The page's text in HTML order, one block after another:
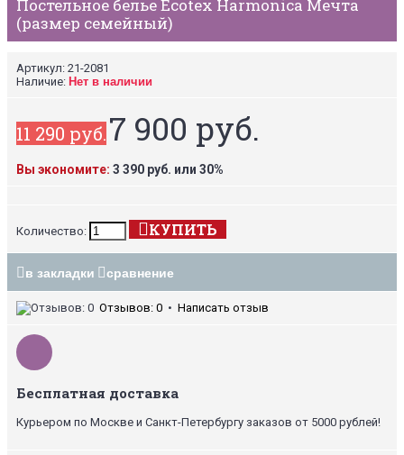
Постельное белье Ecotex Harmonica Мечта
(размер семейный)
Артикул: 21-2081
Наличие: Нет в наличии
11 290 руб.7 900 руб.
Вы экономите: 3 390 руб. или 30%
Количество: КУПИТЬ
в закладки сравнение
Отзывов: 0 • Написать отзыв
Бесплатная доставка
Курьером по Москве и Санкт-Петербургу заказов от 5000 рублей!